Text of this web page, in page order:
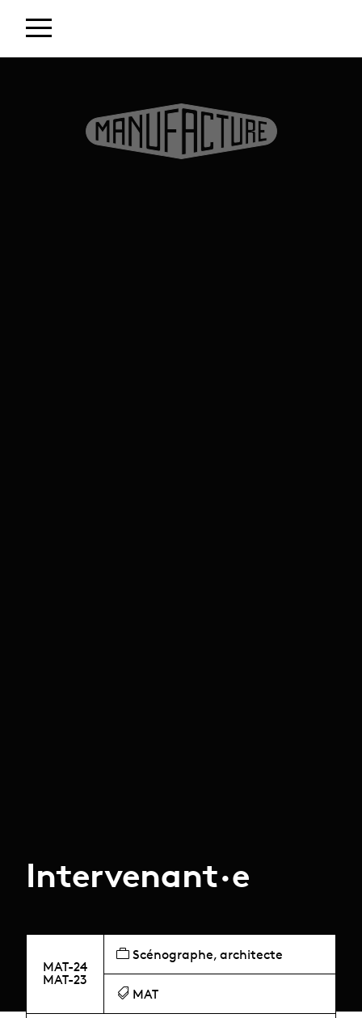
Intervenant·e
MAT-24
MAT-23
Scénographe, architecte
MAT